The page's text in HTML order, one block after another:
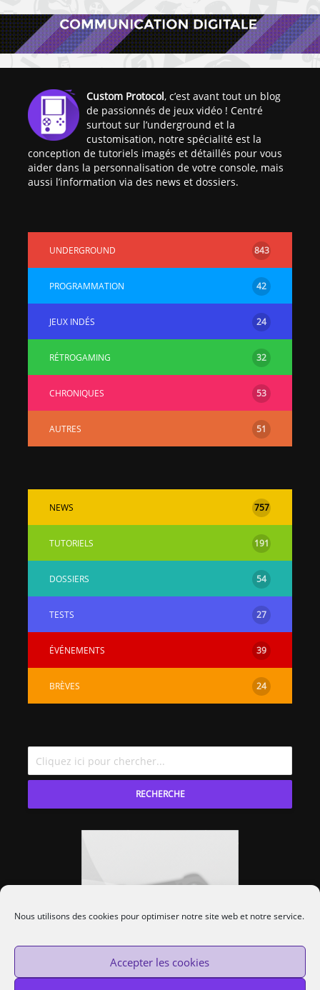
Nous utilisons des cookies pour optimiser notre site web et notre service.
Accepter les cookies
Custom Protocol, c’est avant tout un blog
de passionnés de jeux vidéo ! Centré
surtout sur l’underground et la
customisation, notre spécialité est la
conception de tutoriels imagés et détaillés pour vous
aider dans la personnalisation de votre console, mais
aussi l’information via des news et dossiers.
UNDERGROUND 843
PROGRAMMATION 42
JEUX INDÉS 24
RÉTROGAMING 32
CHRONIQUES 53
AUTRES 51
NEWS 757
TUTORIELS 191
DOSSIERS 54
TESTS 27
ÉVÉNEMENTS 39
BRÈVES 24
RECHERCHE